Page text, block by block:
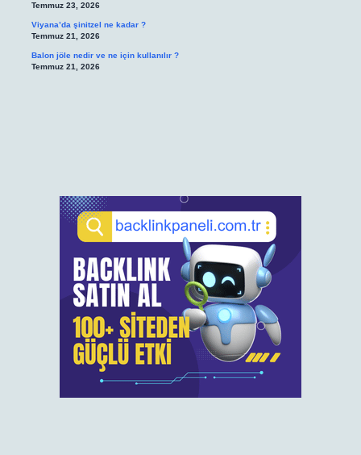
Temmuz 23, 2026
Viyana’da şinitzel ne kadar ?
Temmuz 21, 2026
Balon jöle nedir ve ne için kullanılır ?
Temmuz 21, 2026